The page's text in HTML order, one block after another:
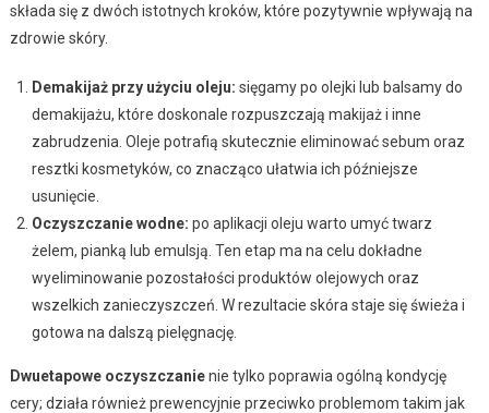
składa się z dwóch istotnych kroków, które pozytywnie wpływają na
zdrowie skóry.
Demakijaż przy użyciu oleju: sięgamy po olejki lub balsamy do
demakijażu, które doskonale rozpuszczają makijaż i inne
zabrudzenia. Oleje potrafią skutecznie eliminować sebum oraz
resztki kosmetyków, co znacząco ułatwia ich późniejsze
usunięcie.
Oczyszczanie wodne: po aplikacji oleju warto umyć twarz
żelem, pianką lub emulsją. Ten etap ma na celu dokładne
wyeliminowanie pozostałości produktów olejowych oraz
wszelkich zanieczyszczeń. W rezultacie skóra staje się świeża i
gotowa na dalszą pielęgnację.
Dwuetapowe oczyszczanienie tylko poprawia ogólną kondycję
cery; działa również prewencyjnie przeciwko problemom takim jak